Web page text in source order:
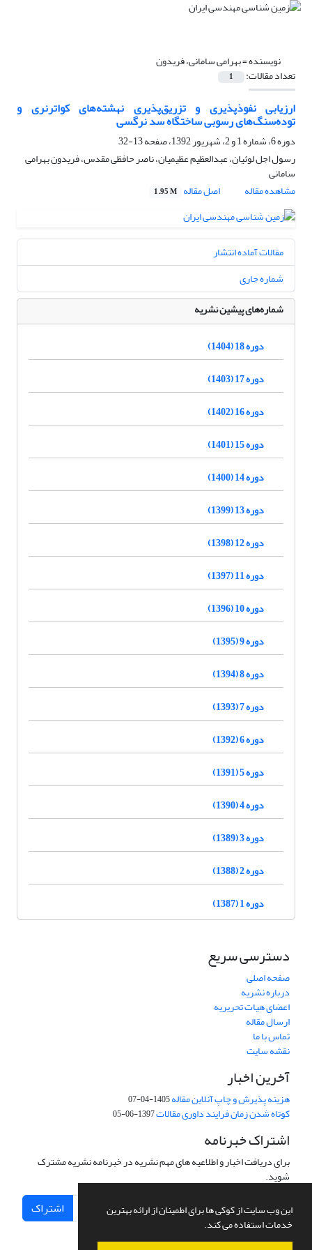
این وب سایت از کوکی ها برای اطمینان از ارائه بهترین
خدمات استفاده می کند.
نویسنده =بهرامی سامانی، فریدون
تعداد مقالات: 1
ارزیابی نفوذپذیری و تزریق‌پذیری نهشته‌های کواترنری و
توده‌سنگ‌های رسوبی ساختگاه سد نرگسی
دوره 6، شماره 1 و 2، شهریور 1392، صفحه
13-32
رسول اجل لوئیان، عبدالعظیم عظیمیان، ناصر حافظی مقدس، فریدون بهرامی
سامانی
مشاهده مقاله
اصل مقاله 1.95 M
مقالات آماده انتشار
شماره جاری
شماره‌های پیشین نشریه
دوره 18 (1404)
دوره 17 (1403)
دوره 16 (1402)
دوره 15 (1401)
دوره 14 (1400)
دوره 13 (1399)
دوره 12 (1398)
دوره 11 (1397)
دوره 10 (1396)
دوره 9 (1395)
دوره 8 (1394)
دوره 7 (1393)
دوره 6 (1392)
دوره 5 (1391)
دوره 4 (1390)
دوره 3 (1389)
دوره 2 (1388)
دوره 1 (1387)
دسترسی سریع
صفحه اصلی
درباره نشریه
اعضای هیات تحریریه
ارسال مقاله
تماس با ما
نقشه سایت
آخرین اخبار
هزینه پذیرش و چاپ آنلاین مقاله1405-04-07
کوتاه شدن زمان فرایند داوری مقالات1397-06-05
اشتراک خبرنامه
برای دریافت اخبار و اطلاعیه های مهم نشریه در خبرنامه نشریه مشترک
شوید.
اشتراک